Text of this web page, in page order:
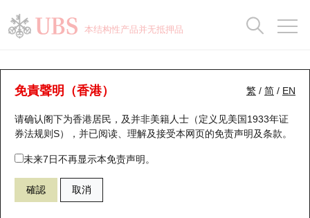
本结构性产品并无抵押品
繁 / 简 / EN
免責聲明（香港）
请确认阁下为香港居民，及并非美籍人士（定义见美国1933年证
券法规则S），并已阅读、理解及接受本网页的免责声明及条款。
未来7日不再显示本免责声明。
確認 取消
认股证分析仪
表现 街货统计 比较
14553 瑞银认购 0992 联想集团
瑞银认股证一览
新发行瑞银认股证
即将到期认股证
认股证到期结算价查找
街货统计
比较
牛熊全景快搜
牛熊证搜寻
牛熊证街货分布图
正股牛熊证列表
街货统计
比较
十大升幅/跌幅
十大认股证成交分布
十天股证占大市成交
资金流
正股分析仪
二十大活跃股份
恒指成份股
国指成份股
持股比重
显示所有持股比重
每月轮证大市专题
轮证专栏
讲座及教育短片
认股证投资者教育